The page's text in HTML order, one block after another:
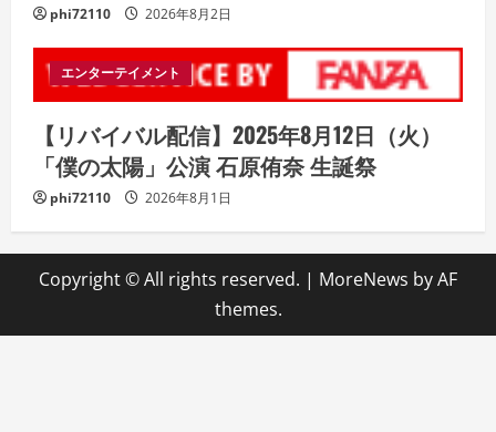
phi72110 2026年8月2日
エンターテイメント
【リバイバル配信】2025年8月12日（火）
「僕の太陽」公演 石原侑奈 生誕祭
phi72110 2026年8月1日
Copyright © All rights reserved. | MoreNews by AF
themes.